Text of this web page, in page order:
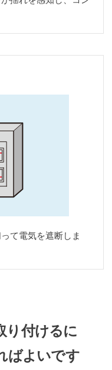
て電気を遮断しま
り付けるに
ばよいです